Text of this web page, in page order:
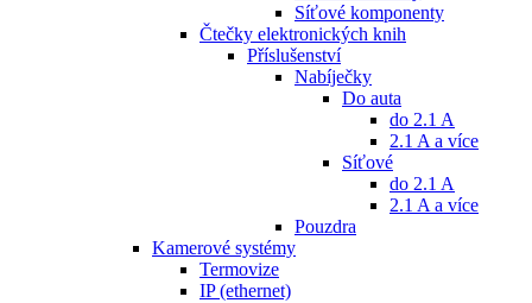
Síťové komponenty
Čtečky elektronických knih
Příslušenství
Nabíječky
Do auta
do 2.1 A
2.1 A a více
Síťové
do 2.1 A
2.1 A a více
Pouzdra
Kamerové systémy
Termovize
IP (ethernet)